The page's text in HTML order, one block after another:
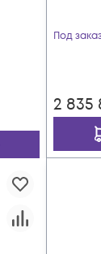
Под
2 835